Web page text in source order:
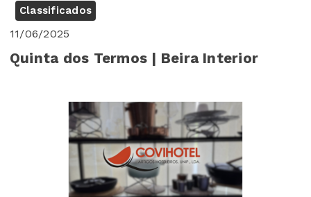
Classificados
11/06/2025
Quinta dos Termos | Beira Interior